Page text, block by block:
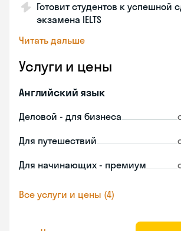
Готовит студентов к успешной
экзамена IELTS
Читать дальше
Услуги и цены
Английский язык
Деловой - для бизнеса
Для путешествий
Для начинающих - премиум
Все услуги и цены (4)